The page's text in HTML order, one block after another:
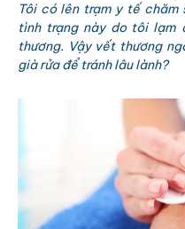
Tôi có lên trạm y tế
tình trạng này do tôi lạm
thương. Vậy vết thương
già rửa để tránh lâu lành?